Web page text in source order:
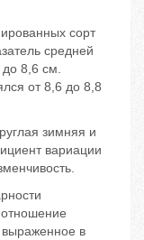
сорт
средней
до 8,6 см.
от 8,6 до 8,8
зимняя и
вариации
отношение
выраженное в